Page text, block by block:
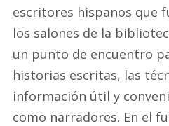
escritores hispanos que
los salones de la
un punto de encuentro
historias escritas, las
información útil y
como narradores. En el